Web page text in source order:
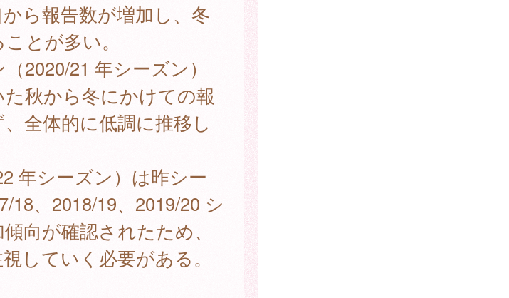
ら報告数が増加し、冬
とが多い。
2020/21 年シーズン）
秋から冬にかけての報
全体的に低調に推移し
年シーズン）は昨シー
18、2018/19、2019/20 シ
向が確認されたため、
していく必要がある。